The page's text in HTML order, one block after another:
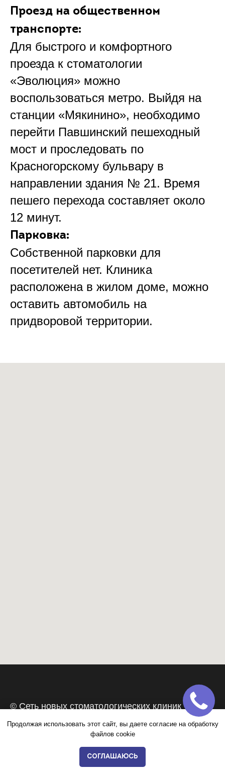
Продолжая использовать этот сайт, вы даете согласие на обработку
файлов cookie
СОГЛАШАЮСЬ
Проезд на общественном
транспорте:
Для быстрого и комфортного
проезда к стоматологии
«Эволюция» можно
воспользоваться метро. Выйдя на
станции «Мякинино», необходимо
перейти Павшинский пешеходный
мост и проследовать по
Красногорскому бульвару в
направлении здания № 21. Время
пешего перехода составляет около
12 минут.
Парковка:
Собственной парковки для
посетителей нет. Клиника
расположена в жилом доме, можно
оставить автомобиль на
придворовой территории.
© Сеть новых стоматологических клиник
ЭВОЛЮЦИЯ
Все права защищены. © ООО «‎Медлайн», ООО
«А1», ООО «А2»